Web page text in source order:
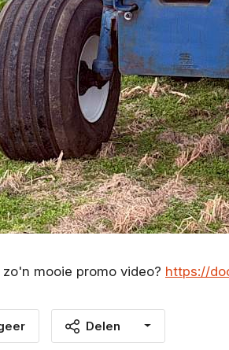
mooie promo video? https://
Delen